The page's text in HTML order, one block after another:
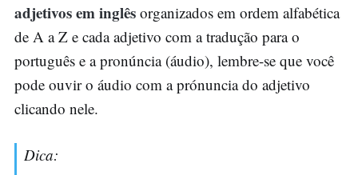
adjetivos em inglêsorganizados em ordem alfabética
de A a Z e cada adjetivo com a tradução para o
português e a pronúncia (áudio), lembre-se que você
pode ouvir o áudio com a prónuncia do adjetivo
clicando nele.
Dica: